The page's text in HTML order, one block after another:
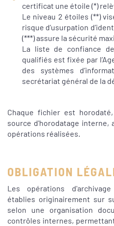
certificat une étoile (*)
Le niveau 2 étoiles (**)
risque d’usurpation
(***) assure la sécurité
La liste de confiance
qualifiés est fixée par
des systèmes
secrétariat général de la
Chaque fichier est
source d'horodatage
opérations réalisées.
OBLIGATION
Les opérations
établies originairement sur
selon une organisation
contrôles internes,